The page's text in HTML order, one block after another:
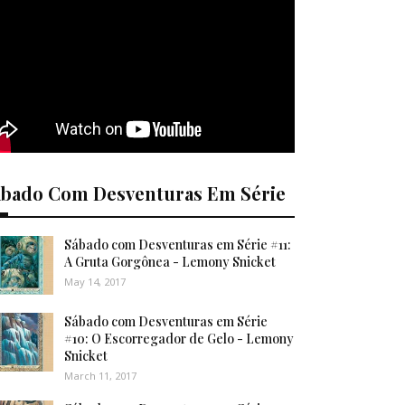
Com Desventuras Em Série
Sábado com Desventuras em Série #11:
A Gruta Gorgônea - Lemony Snicket
May 14, 2017
Sábado com Desventuras em Série
#10: O Escorregador de Gelo - Lemony
Snicket
March 11, 2017